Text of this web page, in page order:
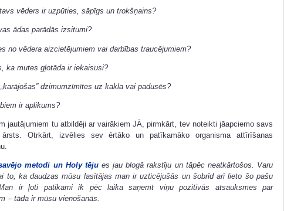
vēders ir uzpūties, sāpīgs un trokšņains?
ādas parādās izsitumi?
no vēdera aizcietējumiem vai darbības traucējumiem?
ka mutes gļotāda ir iekaisusi?
dzimumzīmītes uz kakla vai padusēs?
ir aplikums?
jautājumiem tu atbildēji ar vairākiem JĀ, pirmkārt, tev noteikti jāapciemo savs
ārsts. Otrkārt, izvēlies sev ērtāko un patīkamāko organisma attīrīšanas
metodi un Holy tējues jau blogā rakstīju un tāpēc neatkārtošos. Varu
to, ka daudzas mūsu lasītājas man ir uzticējušās un šobrīd arī lieto šo pašu
ir ļoti patīkami ik pēc laika saņemt viņu pozitīvās atsauksmes par
– tāda ir mūsu vienošanās.